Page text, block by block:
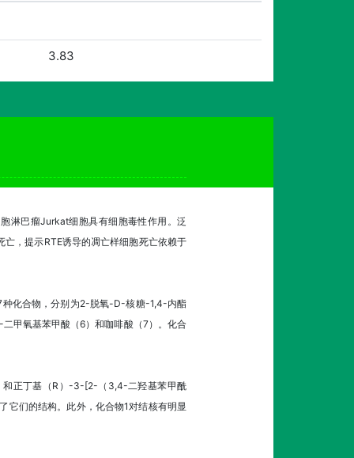
3.83
淋巴瘤Jurkat细胞具有细胞毒性作用。泛
，提示RTE诱导的凋亡样细胞死亡依赖于
种化合物，分别为2-脱氧-D-核糖-1,4-内酯
甲氧基苯甲酸（6）和咖啡酸（7）。化合
正丁基（R）-3-[2-（3,4-二羟基苯甲酰
们的结构。此外，化合物1对结核有明显